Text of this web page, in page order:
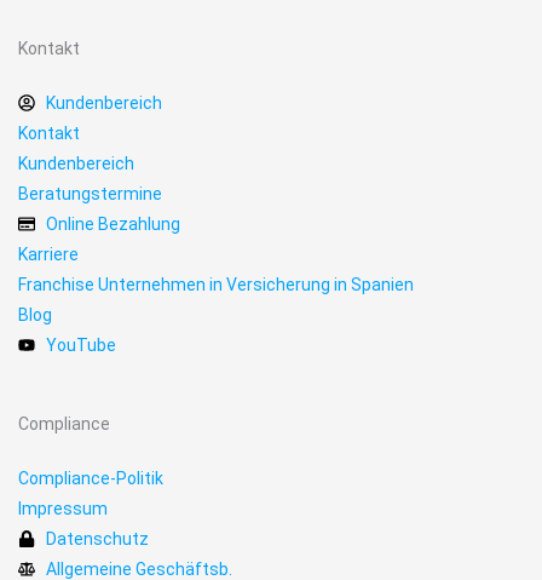
Kontakt
Kundenbereich
Kontakt
Kundenbereich
Beratungstermine
Online Bezahlung
Karriere
Franchise Unternehmen in Versicherung in Spanien
Blog
YouTube
Compliance
Compliance-Politik
Impressum
Datenschutz
Allgemeine Geschäftsb.